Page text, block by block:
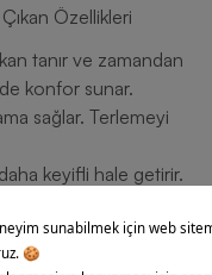
Özellikleri
tanır ve zamandan
konfor sunar.
sağlar. Terlemeyi
keyifli hale getirir.
kullanım sunar. Ayrıca